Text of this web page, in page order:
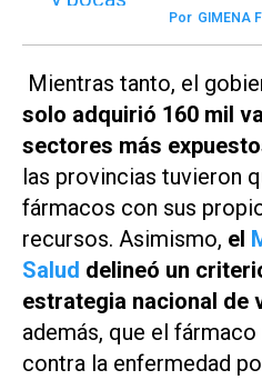
Por GIMENA
Mientras tanto, el
solo adquirió 160 mil
sectores más
las provincias tuvieron
fármacos con sus
recursos. Asimismo, el
Salud delineó un
estrategia nacional de
además, que el
contra la enfermedad